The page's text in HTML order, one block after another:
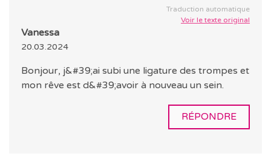
Traduction automatique
Voir le texte original
Vanessa
20.03.2024
Bonjour, j&#39;ai subi une ligature des trompes et
mon rêve est d&#39;avoir à nouveau un sein.
RÉPONDRE